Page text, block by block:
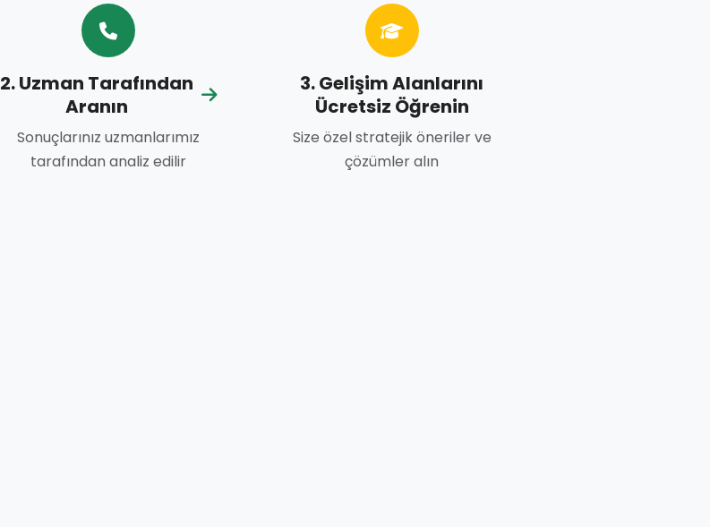
2. Uzman Tarafından
Aranın
Sonuçlarınız uzmanlarımız
tarafından analiz edilir
3. Gelişim Alanlarını
Ücretsiz Öğrenin
Size özel stratejik öneriler ve
çözümler alın